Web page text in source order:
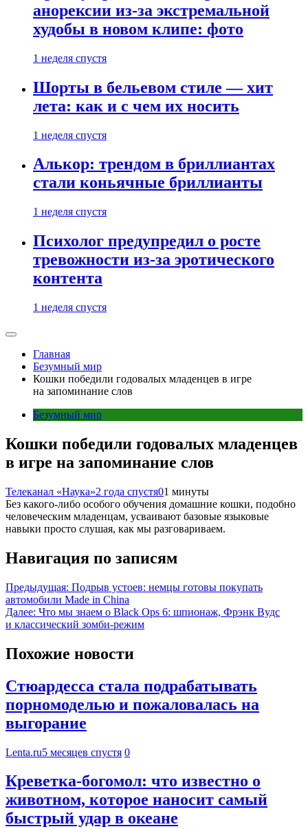
анорексии из-за экстремальной
худобы в новом клипе: фото
1 неделя спустя
Шорты в бельевом стиле — хит
лета: как и с чем их носить
1 неделя спустя
Алькор: трендом в бриллиантах
стали коньячные бриллианты
1 неделя спустя
Психолог предупредил о росте
тревожности из-за эротического
контента
1 неделя спустя
Главная
Безумный мир
Кошки победили годовалых младенцев в игре
на запоминание слов
Безумный мир
Кошки победили годовалых младенцев
в игре на запоминание слов
Телеканал «Наука»2 года спустя01 минуты
Без какого-либо особого обучения домашние кошки, подобно
человеческим младенцам, усваивают базовые языковые
навыки просто слушая, как мы разговариваем.
Навигация по записям
Предыдущая: Подрыв устоев: немцы готовы покупать
автомобили Made in China
Далее: Что мы знаем о Black Ops 6: шпионаж, Фрэнк Вудс
и классический зомби-режим
Похожие новости
Стюардесса стала подрабатывать
порномоделью и пожаловалась на
выгорание
Lenta.ru5 месяцев спустя 0
Креветка-богомол: что известно о
животном, которое наносит самый
быстрый удар в океане